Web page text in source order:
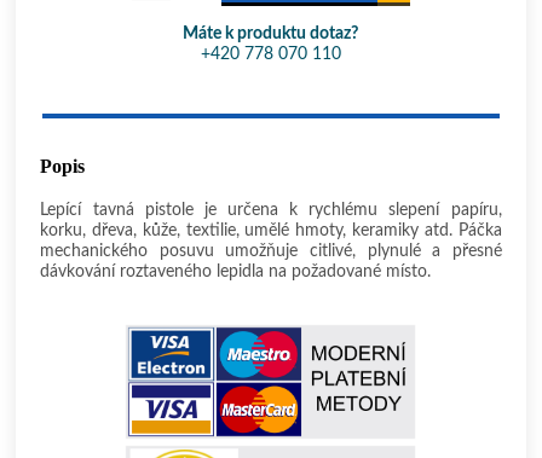
Máte k produktu dotaz?
+420 778 070 110
Popis
Lepící tavná pistole je určena k rychlému slepení papíru,
korku, dřeva, kůže, textilie, umělé hmoty, keramiky atd. Páčka
mechanického posuvu umožňuje citlivé, plynulé a přesné
dávkování roztaveného lepidla na požadované místo.